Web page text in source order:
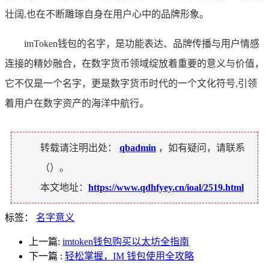
壮阔,也在不断雕琢自身在用户心中的品牌形象。
imToken钱包的名字，是功能表达、品牌传播与用户情感
连接的精妙融合，在数字货币领域绽放着重要的意义与价值，
它不仅是一个名字，更是数字货币时代的一个文化符号,引领
着用户在数字资产的海洋中航行。
转载请注明出处： qbadmin ，如有疑问，请联系
（）。
本文地址： https://www.qdhfyey.cn/ioal/2519.html
标签： 名字意义
上一篇: imtoken钱包购买以太坊全指南
下一篇 : 轻松掌握，IM 钱包使用全攻略